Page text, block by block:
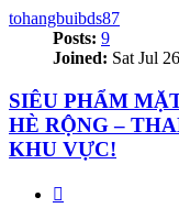
tohangbuibds87
Posts: 9
Joined: Sat Jul
SIÊU PHẨM
HÈ RỘNG –
KHU VỰC!